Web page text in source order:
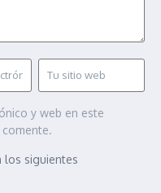
y web en este
los siguientes